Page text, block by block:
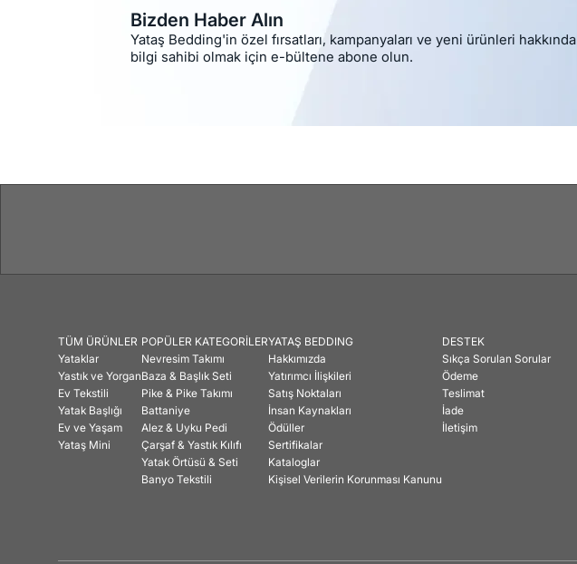
Bizden Haber Alın
Yataş Bedding'in özel fırsatları, kampanyaları ve yeni ürünleri hakkında
bilgi sahibi olmak için e-bültene abone olun.
TÜM ÜRÜNLER
Yataklar
Yastık ve Yorgan
Ev Tekstili
Yatak Başlığı
Ev ve Yaşam
Yataş Mini
POPÜLER KATEGORİLER
Nevresim Takımı
Baza & Başlık Seti
Pike & Pike Takımı
Battaniye
Alez & Uyku Pedi
Çarşaf & Yastık Kılıfı
Yatak Örtüsü & Seti
Banyo Tekstili
YATAŞ BEDDING
Hakkımızda
Yatırımcı İlişkileri
Satış Noktaları
İnsan Kaynakları
Ödüller
Sertifikalar
Kataloglar
Kişisel Verilerin Korunması Kanunu
DESTEK
Sıkça Sorulan Sorular
Ödeme
Teslimat
İade
İletişim